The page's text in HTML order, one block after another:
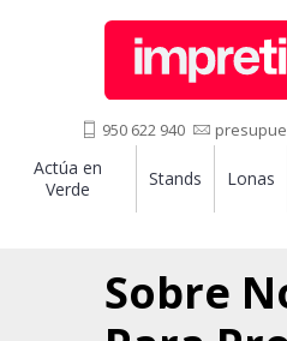
950 622 940
Actúa en
Verde
Stands Lonas
Sobre